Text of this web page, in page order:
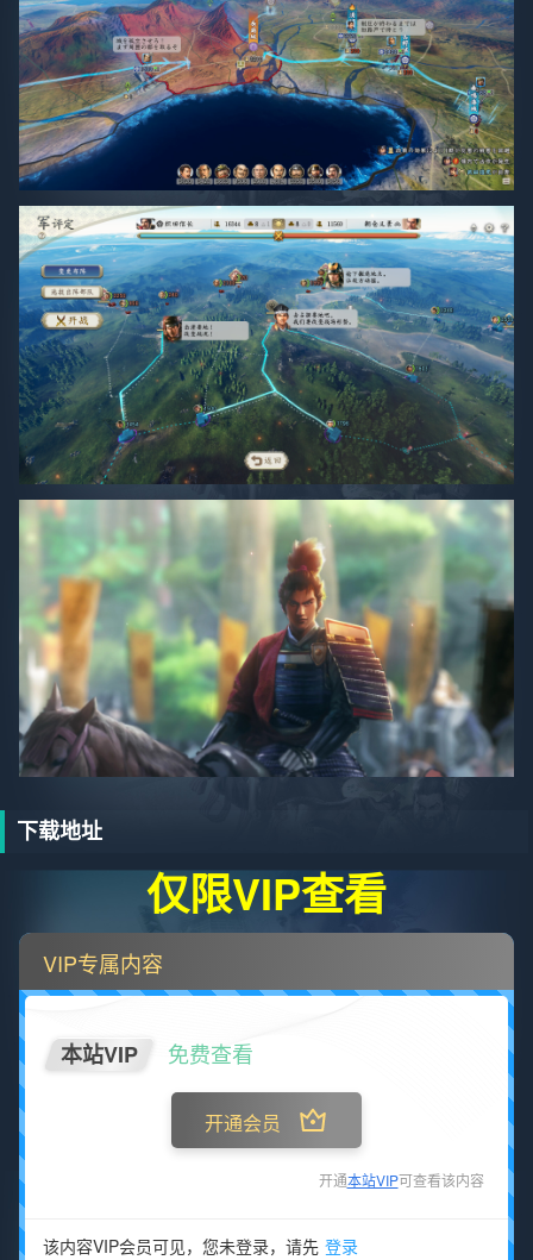
下载地址
仅限VIP查看
VIP专属内容
本站VIP 免费查看
开通会员
开通本站VIP可查看该内容
该内容VIP会员可见，您未登录，请先 登录